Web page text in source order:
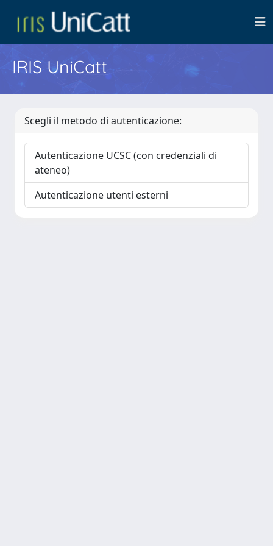
IRIS UniCatt
Scegli il metodo di autenticazione:
Autenticazione UCSC (con credenziali di
ateneo)
Autenticazione utenti esterni